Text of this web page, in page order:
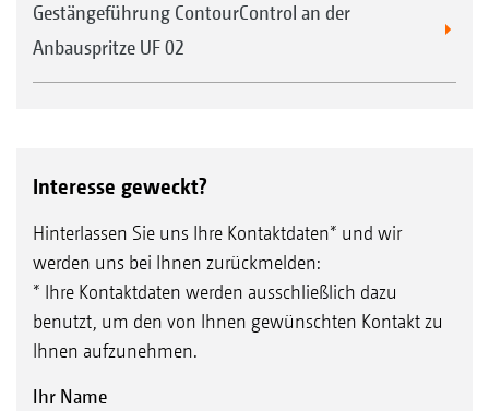
Gestängeführung ContourControl an der
Anbauspritze UF 02
Interesse geweckt?
Hinterlassen Sie uns Ihre Kontaktdaten* und wir
werden uns bei Ihnen zurückmelden:
* Ihre Kontaktdaten werden ausschließlich dazu
benutzt, um den von Ihnen gewünschten Kontakt zu
Ihnen aufzunehmen.
Ihr Name